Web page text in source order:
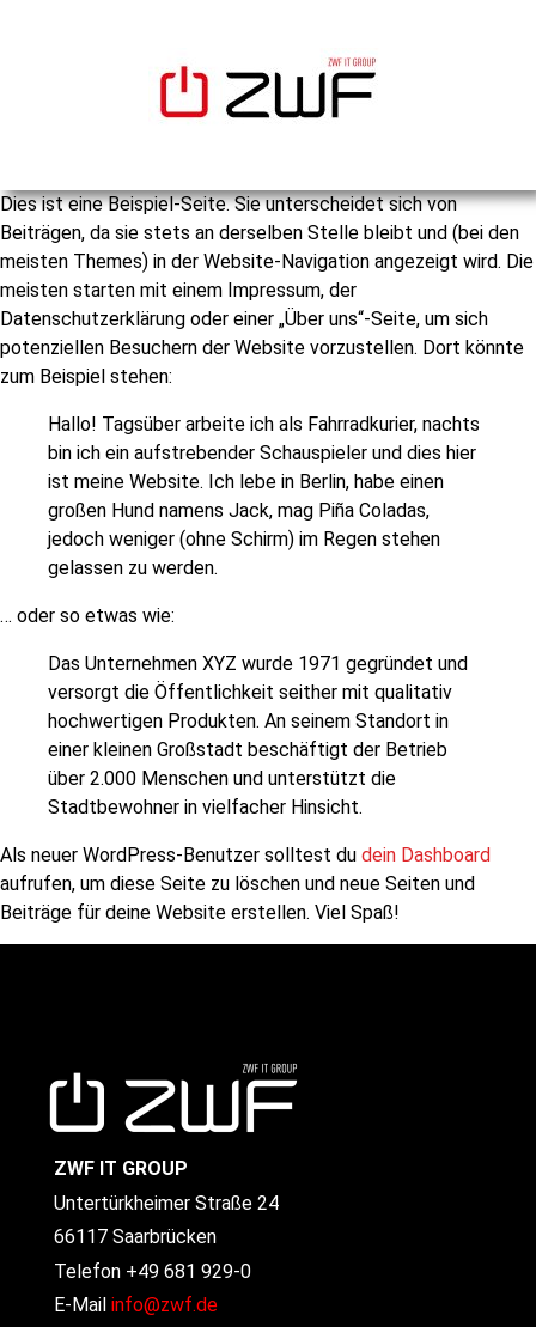
Dies ist eine Beispiel-Seite. Sie unterscheidet sich von
Beiträgen, da sie stets an derselben Stelle bleibt und (bei den
meisten Themes) in der Website-Navigation angezeigt wird. Die
meisten starten mit einem Impressum, der
Datenschutzerklärung oder einer „Über uns“-Seite, um sich
potenziellen Besuchern der Website vorzustellen. Dort könnte
zum Beispiel stehen:
Hallo! Tagsüber arbeite ich als Fahrradkurier, nachts
bin ich ein aufstrebender Schauspieler und dies hier
ist meine Website. Ich lebe in Berlin, habe einen
großen Hund namens Jack, mag Piña Coladas,
jedoch weniger (ohne Schirm) im Regen stehen
gelassen zu werden.
… oder so etwas wie:
Das Unternehmen XYZ wurde 1971 gegründet und
versorgt die Öffentlichkeit seither mit qualitativ
hochwertigen Produkten. An seinem Standort in
einer kleinen Großstadt beschäftigt der Betrieb
über 2.000 Menschen und unterstützt die
Stadtbewohner in vielfacher Hinsicht.
Als neuer WordPress-Benutzer solltest du dein Dashboard
aufrufen, um diese Seite zu löschen und neue Seiten und
Beiträge für deine Website erstellen. Viel Spaß!
ZWF IT GROUP
Untertürkheimer Straße 24
66117 Saarbrücken
Telefon +49 681 929-0
E-Mail info@zwf.de